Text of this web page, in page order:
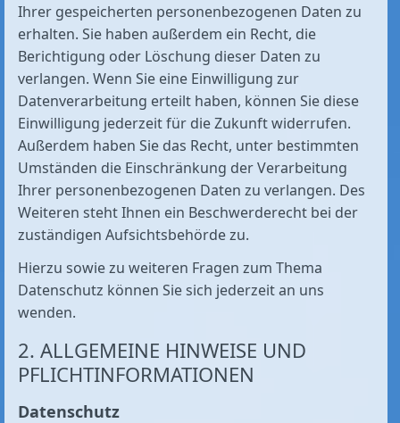
Ihrer gespeicherten personenbezogenen Daten zu
erhalten. Sie haben außerdem ein Recht, die
Berichtigung oder Löschung dieser Daten zu
verlangen. Wenn Sie eine Einwilligung zur
Datenverarbeitung erteilt haben, können Sie diese
Einwilligung jederzeit für die Zukunft widerrufen.
Außerdem haben Sie das Recht, unter bestimmten
Umständen die Einschränkung der Verarbeitung
Ihrer personenbezogenen Daten zu verlangen. Des
Weiteren steht Ihnen ein Beschwerderecht bei der
zuständigen Aufsichtsbehörde zu.
Hierzu sowie zu weiteren Fragen zum Thema
Datenschutz können Sie sich jederzeit an uns
wenden.
2. ALLGEMEINE HINWEISE UND
PFLICHT­INFORMATIONEN
Datenschutz